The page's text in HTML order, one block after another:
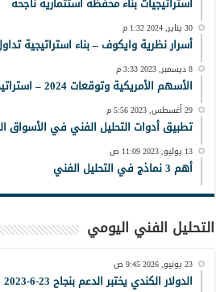
30 يناير, 2024 1:32 م
أسرار نظرية وايكوف – بناء استراتيجية
8 ديسمبر, 2023 3:33 م
الأسهم الأمريكية وتوقعات 2024 – استراتيجيات وفرص أهم 5 أسهم
29 أغسطس, 2023 5:56 م
تطبيق أدوات التحليل الفني في الأسواق
13 يوليو, 2023 11:09 ص
أهم 3 نماذج في التحليل الفني
التحليل الفني اليومي
23 يونيو, 2026 9:45 ص
الدولار الكندي يختبر الدعم بنجاح 23-6-2023